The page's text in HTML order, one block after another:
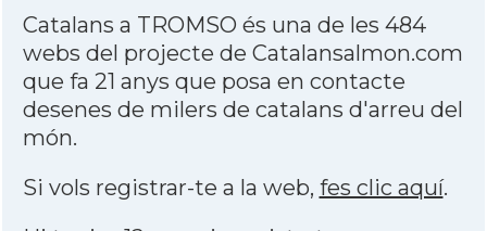
Catalans a TROMSO és una de les 484
webs del projecte de Catalansalmon.com
que fa 21 anys que posa en contacte
desenes de milers de catalans d'arreu del
món.
Si vols registrar-te a la web, fes clic aquí.